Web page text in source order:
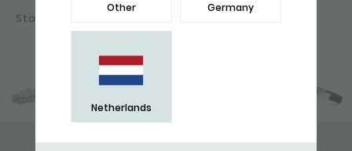
Other Germany
Netherlands
Stay Safe & Stay Inside